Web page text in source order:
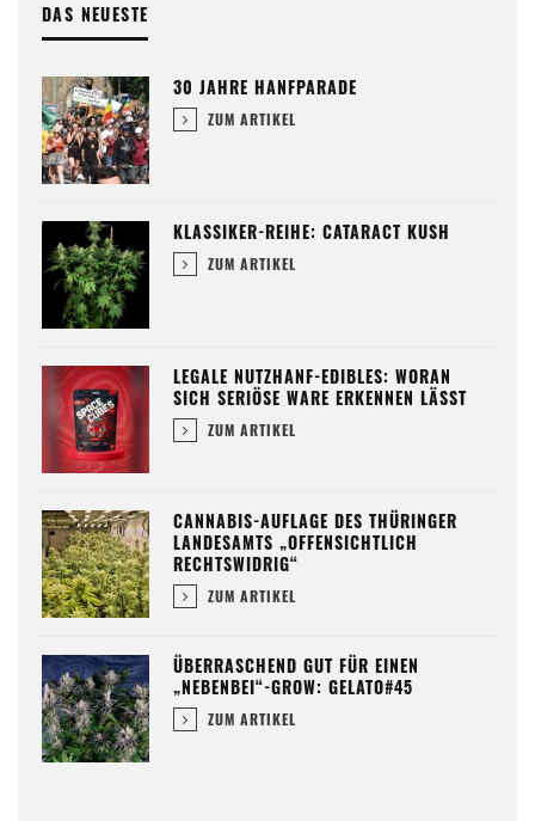
DAS NEUESTE
30 JAHRE HANFPARADE
ZUM ARTIKEL
KLASSIKER-REIHE: CATARACT KUSH
ZUM ARTIKEL
LEGALE NUTZHANF-EDIBLES: WORAN
SICH SERIÖSE WARE ERKENNEN LÄSST
ZUM ARTIKEL
CANNABIS-AUFLAGE DES THÜRINGER
LANDESAMTS „OFFENSICHTLICH
RECHTSWIDRIG“
ZUM ARTIKEL
ÜBERRASCHEND GUT FÜR EINEN
„NEBENBEI“-GROW: GELATO#45
ZUM ARTIKEL